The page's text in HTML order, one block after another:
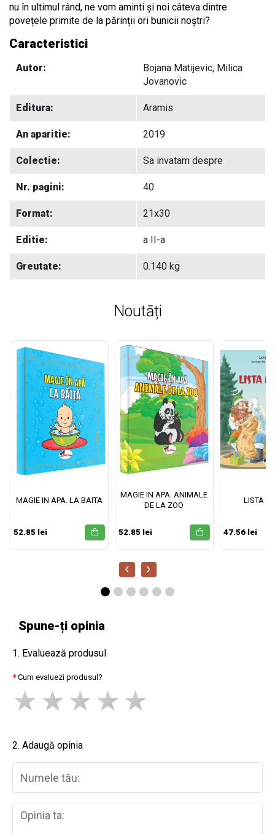
nu în ultimul rând, ne vom aminti și noi câteva dintre
povețele primite de la părinții ori bunicii noștri?
Caracteristici
Autor:
Bojana Matijevic, Milica
Jovanovic
Editura: Aramis
An aparitie: 2019
Colectie: Sa invatam despre
Nr. pagini: 40
Format: 21x30
Editie: a II-a
Greutate: 0.140 kg
Noutāți
MAGIE IN APA. LA BAITA
52.85 lei
MAGIE IN APA. ANIMALE
DE LA ZOO
52.85 lei
LISTA
47.56 lei
‹ ›
Spune-ți opinia
1. Evaluează produsul
Cum evaluezi produsul?
2. Adaugă opinia